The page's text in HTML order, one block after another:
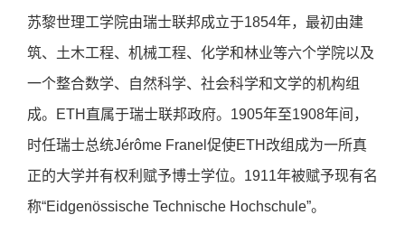
苏黎世理⼯学院由瑞⼠联邦成⽴于1854年，最初由建
筑、⼟⽊⼯程、机械⼯程、化学和林业等六个学院以及
⼀个整合数学、⾃然科学、社会科学和⽂学的机构组
成。ETH直属于瑞⼠联邦政府。1905年⾄1908年间，
时任瑞⼠总统Jérôme Franel促使ETH改组成为⼀所真
正的⼤学并有权利赋予博⼠学位。1911年被赋予现有名
称“Eidgenössische Technische Hochschule”。